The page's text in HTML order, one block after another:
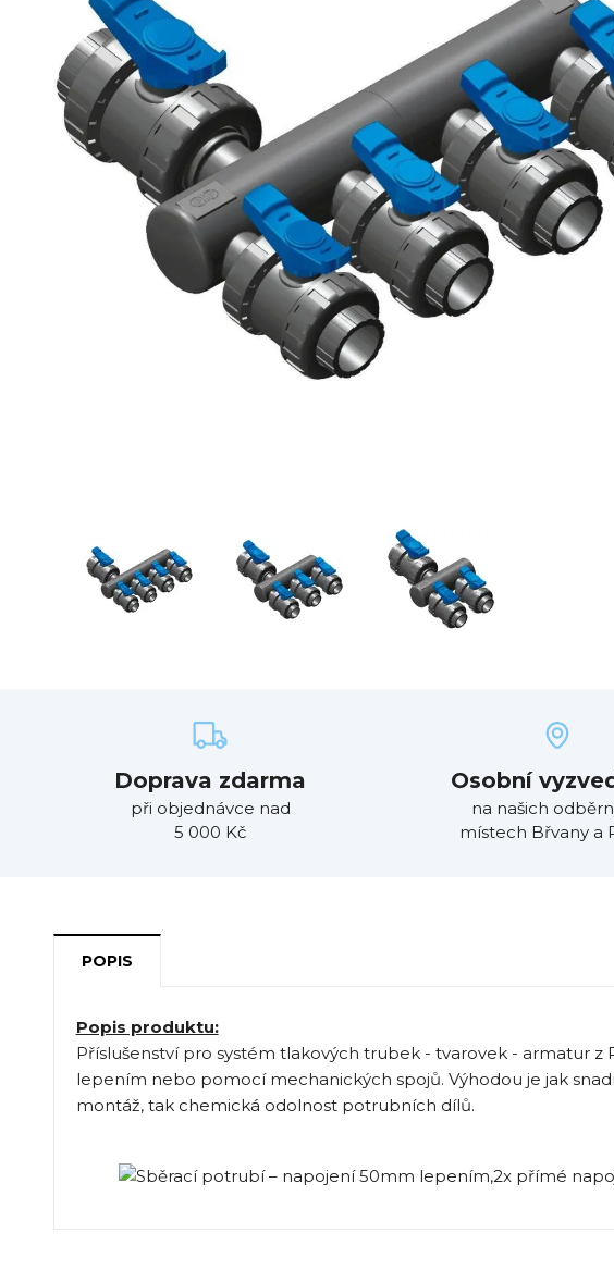
Doprava zdarma
při objednávce nad
5 000 Kč
Osobní
na našich
místech Břvany a
POPIS
Popis produktu:
Příslušenství pro systém tlakových trubek - tvarovek - armatur z
lepením nebo pomocí mechanických spojů. Výhodou je jak
montáž, tak chemická odolnost potrubních dílů.